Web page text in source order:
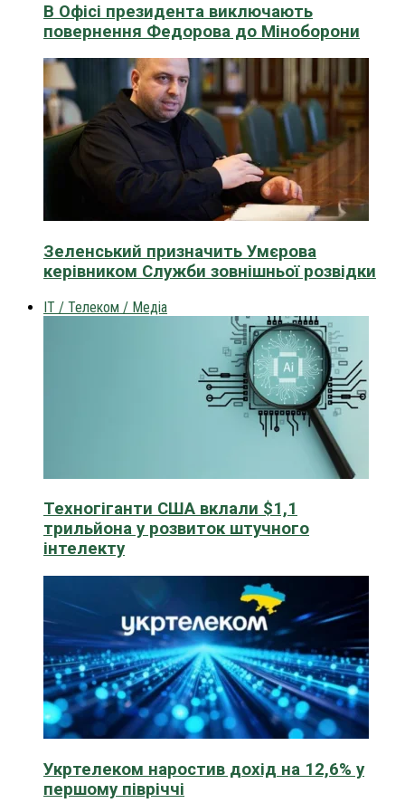
В Офісі президента виключають
повернення Федорова до Міноборони
Зеленський призначить Умєрова
керівником Служби зовнішньої розвідки
IT / Телеком / Медіа
Техногіганти США вклали $1,1
трильйона у розвиток штучного
інтелекту
Укртелеком наростив дохід на 12,6% у
першому півріччі